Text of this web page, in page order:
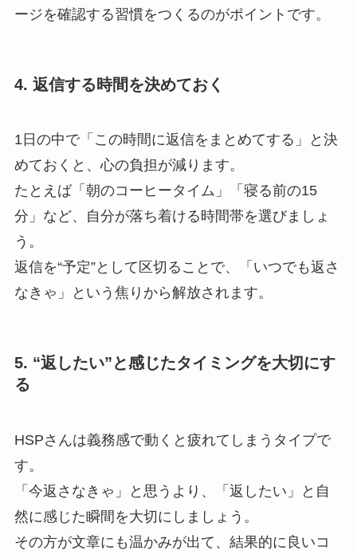
ージを確認する習慣をつくるのがポイントです。
4. 返信する時間を決めておく
1日の中で「この時間に返信をまとめてする」と決
めておくと、心の負担が減ります。
たとえば「朝のコーヒータイム」「寝る前の15
分」など、自分が落ち着ける時間帯を選びましょ
う。
返信を“予定”として区切ることで、「いつでも返さ
なきゃ」という焦りから解放されます。
5. “返したい”と感じたタイミングを大切にす
る
HSPさんは義務感で動くと疲れてしまうタイプで
す。
「今返さなきゃ」と思うより、「返したい」と自
然に感じた瞬間を大切にしましょう。
その方が文章にも温かみが出て、結果的に良いコ